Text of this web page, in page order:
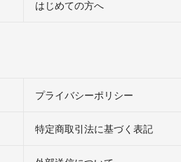
はじめての方へ
プライバシーポリシー
特定商取引法に基づく表記